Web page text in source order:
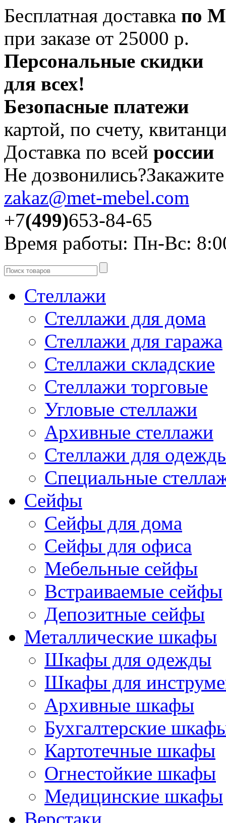
Бесплатная доставка по
при заказе от 25000 р.
Персональные скидки
для всех!
Безопасные платежи
картой, по счету,
Доставка по всей россии
Не
zakaz@met-mebel.com
+7(499)653-84-65
Время работы: Пн-Вс:
Стеллажи
Стеллажи для дома
Стеллажи для гаража
Стеллажи складские
Стеллажи торговые
Угловые стеллажи
Архивные стеллажи
Стеллажи для
Специальные
Сейфы
Сейфы для дома
Сейфы для офиса
Мебельные сейфы
Встраиваемые сейфы
Депозитные сейфы
Металлические шкафы
Шкафы для одежды
Шкафы для
Архивные шкафы
Бухгалтерские
Картотечные шкафы
Огнестойкие шкафы
Медицинские шкафы